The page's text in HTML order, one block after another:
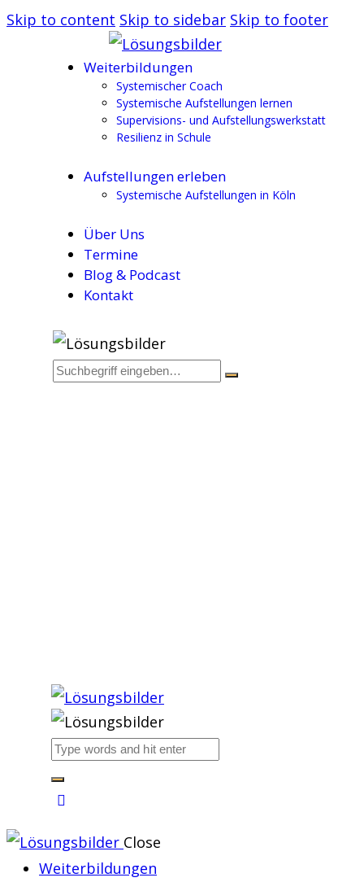
Skip to content Skip to sidebar Skip to footer
Weiterbildungen
Systemischer Coach
Systemische Aufstellungen lernen
Supervisions- und Aufstellungswerkstatt
Resilienz in Schule
Aufstellungen erleben
Systemische Aufstellungen in Köln
Über Uns
Termine
Blog & Podcast
Kontakt
Close
Weiterbildungen